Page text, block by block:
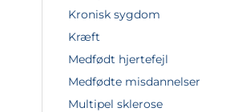
Kronisk sygdom
Kræft
Medfødt hjertefejl
Medfødte misdannelser
Multipel sklerose